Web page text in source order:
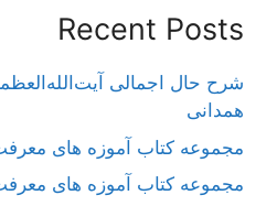
Recent Posts
شرح حال اجمالی
همدانی
مجموعه کتاب آموزه های
مجموعه کتاب آموزه های